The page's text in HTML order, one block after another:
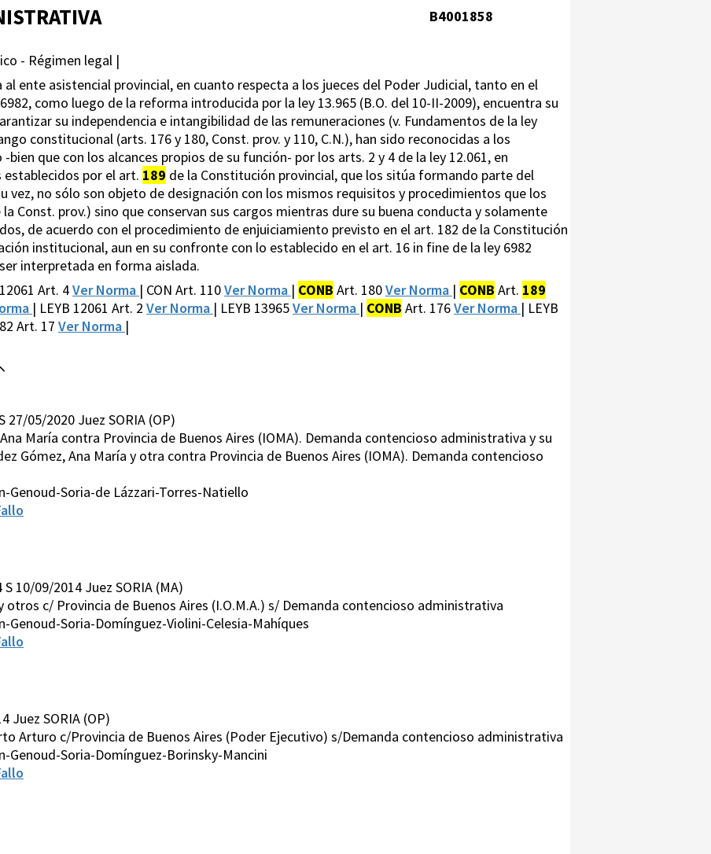
B4001858
- Régimen legal |
ente asistencial provincial, en cuanto respecta a los jueces del Poder Judicial, tanto en el
como luego de la reforma introducida por la ley 13.965 (B.O. del 10-II-2009), encuentra su
su independencia e intangibilidad de las remuneraciones (v. Fundamentos de la ley
constitucional (arts. 176 y 180, Const. prov. y 110, C.N.), han sido reconocidas a los
que con los alcances propios de su función- por los arts. 2 y 4 de la ley 12.061, en
por el art. 189 de la Constitución provincial, que los sitúa formando parte del
vez, no sólo son objeto de designación con los mismos requisitos y procedimientos que los
Const. prov.) sino que conservan sus cargos mientras dure su buena conducta y solamente
de acuerdo con el procedimiento de enjuiciamiento previsto en el art. 182 de la Constitución
institucional, aun en su confronte con lo establecido en el art. 16 in fine de la ley 6982
interpretada en forma aislada.
Art. 4Ver Norma | CON Art. 110Ver Norma | CONB Art. 180Ver Norma | CONB Art. 189
| LEYB 12061 Art. 2 Ver Norma | LEYB 13965Ver Norma | CONB Art. 176Ver Norma | LEYB
Art. 17 Ver Norma |
27/05/2020 Juez SORIA (OP)
María contra Provincia de Buenos Aires (IOMA). Demanda contencioso administrativa y su
Gómez, Ana María y otra contra Provincia de Buenos Aires (IOMA). Demanda contencioso
Genoud-Soria-de Lázzari-Torres-Natiello
10/09/2014 Juez SORIA (MA)
otros c/ Provincia de Buenos Aires (I.O.M.A.) s/ Demanda contencioso administrativa
Genoud-Soria-Domínguez-Violini-Celesia-Mahíques
Juez SORIA (OP)
Arturo c/Provincia de Buenos Aires (Poder Ejecutivo) s/Demanda contencioso administrativa
Genoud-Soria-Domínguez-Borinsky-Mancini